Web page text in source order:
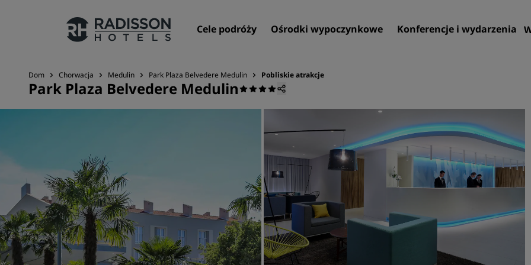
Cele podróży Ośrodki wypoczynkowe Konferencje i wydarzenia
Nasze marki
Cele podróży
Ośrodki wypoczynkowe
Apartamenty z obsługą
Hotele lotniskowe
Nowe i powstające hotele
Konferencje i wydarzenia
Dom Chorwacja Medulin Park Plaza Belvedere Medulin Pobliskie atrakcje
Park Plaza Belvedere Medulin